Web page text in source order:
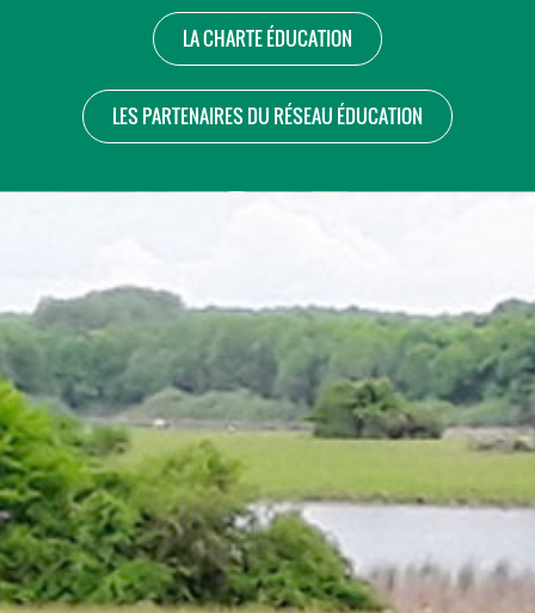
LA CHARTE ÉDUCATION
LES PARTENAIRES DU RÉSEAU ÉDUCATION